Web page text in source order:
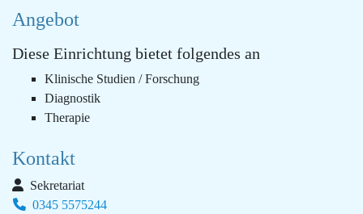
Angebot
Diese Einrichtung bietet folgendes an
Klinische Studien / Forschung
Diagnostik
Therapie
Kontakt
Sekretariat
0345 5575244